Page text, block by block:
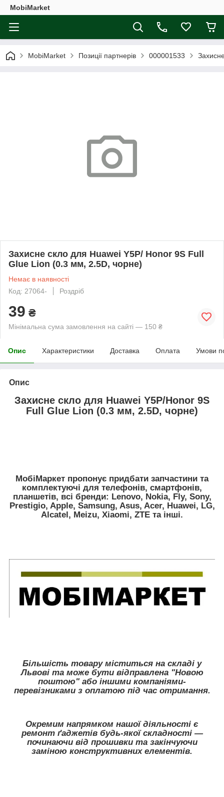
MobiMarket
MobiMarket Позиції партнерів 000001533
Захисне скло для Huawei Y5P/ Honor 9S Full
Glue Lion (0.3 мм, 2.5D, чорне)
Немає в наявності
Код: 27064-
Роздріб
39 ₴
Мінімальна сума замовлення на сайті — 150 ₴
Опис Характеристики Доставка Оплата Умови
Опис
Захисне скло для Huawei Y5P/Honor 9S
Full Glue Lion (0.3 мм, 2.5D, чорне)
МобiМаркет пропонує придбати запчастини та
комплектуючі для телефонів, смартфонів,
планшетів, всі бренди: Lenovo, Nokia, Fly, Sony,
Prestigio, Apple, Samsung, Asus, Acer, Huawei, LG,
Alcatel, Meizu, Xiaomi, ZTE та інші.
Більшість товару міститься на складі у
Львові та може бути відправлена "Новою
поштою" або іншими компаніями-
перевізниками з оплатою під час отримання.
Окремим напрямком нашої діяльності є
ремонт ґаджетів будь-якої складності —
починаючи від прошивки та закінчуючи
заміною конструктивних елементів.